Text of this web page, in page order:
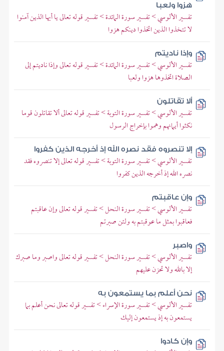
هزوا ولعبا
تفسير الألوسي > تفسير سورة المائدة > تفسير قوله تعالى يا أيها الذين آمنوا
لا تتخذوا الذين اتخذوا دينكم هزوا
وإذا ناديتم
تفسير الألوسي > تفسير سورة المائدة > تفسير قوله تعالى وإذا ناديتم إلى
الصلاة اتخذوها هزوا ولعبا
ألا تقاتلون
تفسير الألوسي > تفسير سورة التوبة > تفسير قوله تعالى ألا تقاتلون قوما
نكثوا أيمانهم وهموا بإخراج الرسول
إلا تنصروه فقد نصره الله إذ أخرجه الذين كفروا
تفسير الألوسي > تفسير سورة التوبة > تفسير قوله تعالى إلا تنصروه فقد
نصره الله إذ أخرجه الذين كفروا
وإن عاقبتم
تفسير الألوسي > تفسير سورة النحل > تفسير قوله تعالى وإن عاقبتم
فعاقبوا بمثل ما عوقبتم به ولئن صبرتم
واصبر
تفسير الألوسي > تفسير سورة النحل > تفسير قوله تعالى واصبر وما صبرك
إلا بالله ولا تحزن عليهم
نحن أعلم بما يستمعون به
تفسير الألوسي > تفسير سورة الإسراء > تفسير قوله تعالى نحن أعلم بما
يستمعون به إذ يستمعون إليك
وإن كادوا